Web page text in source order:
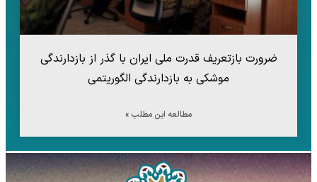
ضرورت بازتعریف قدرت ملی ایران با گذر از بازدارندگی
موشکی به بازدارندگی الگوریتمی
مطالعه این مطلب »